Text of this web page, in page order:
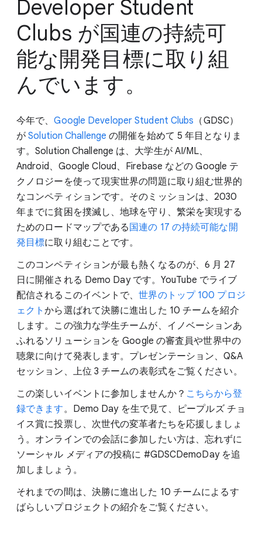
Developer Student
Clubs が国連の持続可
能な開発目標に取り組
んでいます。
今年で、Google Developer Student Clubs （GDSC）
がSolution Challenge の開催を始めて 5 年目となりま
す。Solution Challenge は、大学生が AI/ML、
Android、Google Cloud、Firebase などの Google テ
クノロジーを使って現実世界の問題に取り組む世界的
なコンペティションです。そのミッションは、2030
年までに貧困を撲滅し、地球を守り、繁栄を実現する
ためのロードマップである国連の 17 の持続可能な開
発目標に取り組むことです。
このコンペティションが最も熱くなるのが、6 月 27
日に開催される Demo Day です。YouTube でライブ
配信されるこのイベントで、世界のトップ 100 プロジ
ェクトから選ばれて決勝に進出した 10 チームを紹介
します。この強力な学生チームが、イノベーションあ
ふれるソリューションを Google の審査員や世界中の
聴衆に向けて発表します。プレゼンテーション、Q&A
セッション、上位 3 チームの表彰式をご覧ください。
この楽しいイベントに参加しませんか？ こちらから登
録できます。Demo Day を生で見て、ピープルズ チョ
イス賞に投票し、次世代の変革者たちを応援しましょ
う。オンラインでの会話に参加したい方は、忘れずに
ソーシャル メディアの投稿に #GDSCDemoDay を追
加しましょう。
それまでの間は、決勝に進出した 10 チームによるす
ばらしいプロジェクトの紹介をご覧ください。